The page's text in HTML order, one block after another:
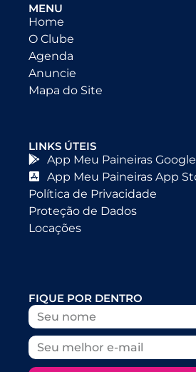
MENU
Home
O Clube
Agenda
Anuncie
Mapa do Site
LINKS ÚTEIS
App Meu Paineiras
App Meu Paineiras App
Política de Privacidade
Proteção de Dados
Locações
FIQUE POR DENTRO